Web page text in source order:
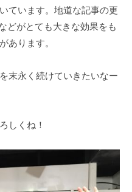
ています。地道な記事の更
どがとても大きな効果をも
あります。
末永く続けていきたいなー
しくね！